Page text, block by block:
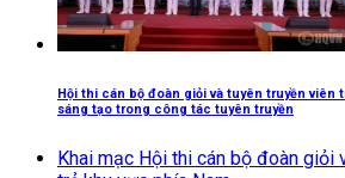
Hội thi cán bộ đoàn giỏi và tuyên truyền viên
sáng tạo trong công tác tuyên truyền
Khai mạc Hội thi cán bộ đoàn giỏi